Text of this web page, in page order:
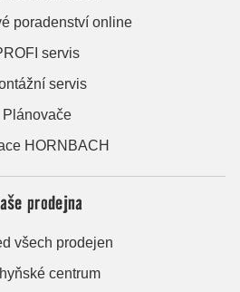
poradenství online
servis
servis
Plánovače
HORNBACH
prodejna
všech prodejen
centrum